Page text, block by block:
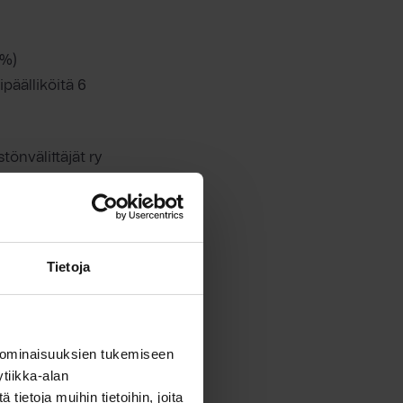
Tietoja
tukemiseen
alan
tietoja muihin tietoihin, joita
6
ry
kuten